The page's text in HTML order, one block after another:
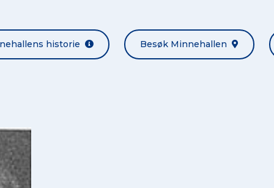
historie Besøk Minnehallen